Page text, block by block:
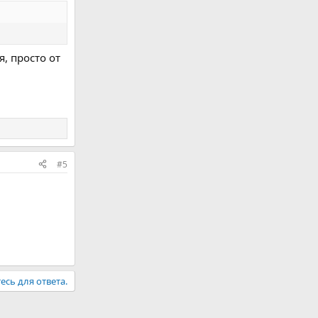
просто от
#5
для ответа.